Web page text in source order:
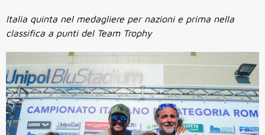
Italia quinta nel medagliere per nazioni e prima nella
classifica a punti del Team Trophy